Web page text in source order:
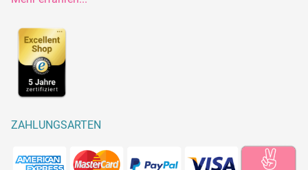
ZAHLUNGSARTEN